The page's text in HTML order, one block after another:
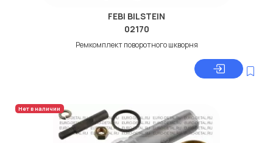
FEBI BILSTEIN
02170
Ремкомплект поворотного шкворня
Нет в наличии